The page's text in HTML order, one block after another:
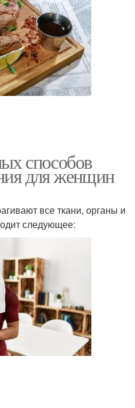
способов
для женщин
все ткани, органы и
следующее: